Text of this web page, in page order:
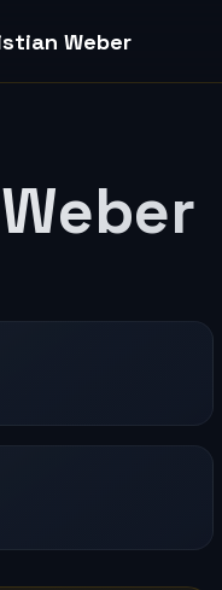
Weber